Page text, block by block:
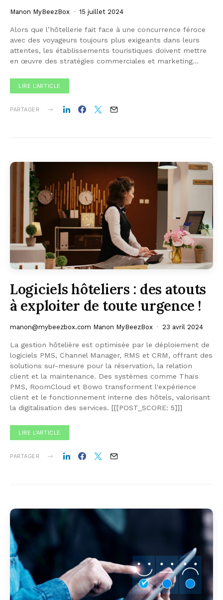
Manon MyBeezBox 15 juillet 2024
Alors que l’hôtellerie fait face à une concurrence féroce
avec des voyageurs toujours plus exigeants dans leurs
attentes, les établissements touristiques doivent mettre
en œuvre des stratégies commerciales et marketing…
LIRE L'ARTICLE
PARTAGER
Logiciels hôteliers : des atouts
à exploiter de toute urgence !
manon@mybeezbox.com Manon MyBeezBox 23 avril 2024
La gestion hôtelière est optimisée par le déploiement de
logiciels PMS, Channel Manager, RMS et CRM, offrant des
solutions sur-mesure pour la réservation, la relation
client et la maintenance. Des systèmes comme Thaïs
PMS, RoomCloud et Bowo transforment l'expérience
client et le fonctionnement interne des hôtels, valorisant
la digitalisation des services. [[[POST_SCORE: 5]]]
LIRE L'ARTICLE
PARTAGER